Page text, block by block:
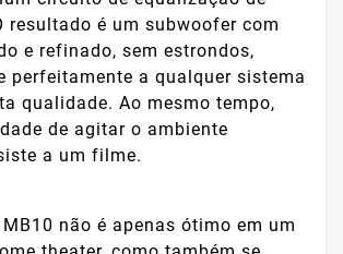
resultado é um subwoofer com
e refinado, sem estrondos,
perfeitamente a qualquer sistema
qualidade. Ao mesmo tempo,
de agitar o ambiente
a um filme.
não é apenas ótimo em um